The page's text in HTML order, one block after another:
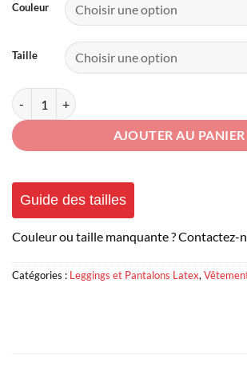
Couleur
Taille
quantité de Collants Taille Haute Latex
AJOUTER AU PANIER
Guide des tailles
Couleur ou taille manquante ? Contactez-
Catégories : Leggings et Pantalons Latex,